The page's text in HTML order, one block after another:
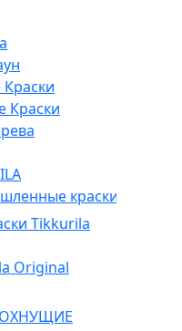
Краски
краски
Tikkurila
Original